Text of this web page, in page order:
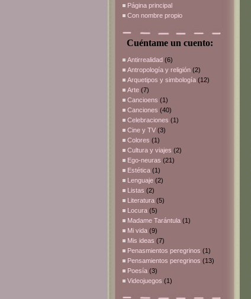
Página principal
Con nombre propio
Cuéntame un cuento:
Antirrealidad (6)
Antropología y religión (2)
Arquetipos y simbología (12)
Arte (7)
Cancioens (1)
Canciones (40)
Celebraciones (1)
Cine y TV (3)
Colores (1)
Cultura y viajes (2)
Ego-neuras (21)
Estética (1)
Lenguaje (2)
Listas (2)
Literatura (5)
Locura (5)
Madame Tarántula (1)
Mi vida (9)
Mis ideas (7)
Penasmientos peregrinos (1)
Pensamientos peregrinos (13)
Poesía (3)
Videojuegos (1)